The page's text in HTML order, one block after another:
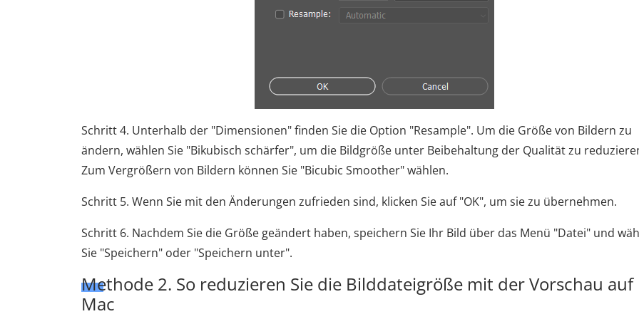
Schritt 4. Unterhalb der "Dimensionen" finden Sie die Option "Resample". Um die Größe von Bildern zu
ändern, wählen Sie "Bikubisch schärfer", um die Bildgröße unter Beibehaltung der Qualität zu
Zum Vergrößern von Bildern können Sie "Bicubic Smoother" wählen.
Schritt 5. Wenn Sie mit den Änderungen zufrieden sind, klicken Sie auf "OK", um sie zu übernehmen.
Schritt 6. Nachdem Sie die Größe geändert haben, speichern Sie Ihr Bild über das Menü "Datei" und
Sie "Speichern" oder "Speichern unter".
Methode 2. So reduzieren Sie die Bilddateigröße mit der Vorschau auf
Mac